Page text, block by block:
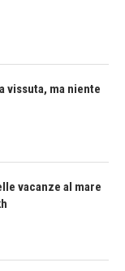
vissuta, ma niente
vacanze al mare